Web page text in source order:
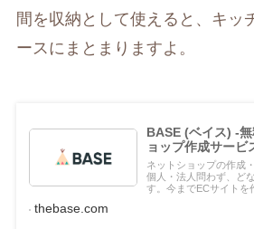
間を収納として使えると、キッ
ースにまとまりますよ。
BASE (ベイス) -
ョップ作成サービ
ネットショップの作成
個人・法人問わず、ど
す。今までECサイトを
thebase.com